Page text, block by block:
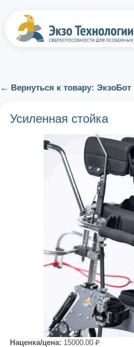
← Вернуться к товару: ЭкзоБот
Усиленная стойка
Наценка/цена: 15000.00 ₽